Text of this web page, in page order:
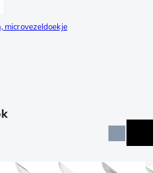
microvezeldoekje